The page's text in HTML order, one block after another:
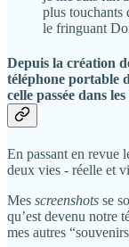
plus touchants
le fringuant
Depuis la création
téléphone portable
celle passée dans
En passant en revue
deux vies - réelle et
Mes screenshots se
qu’est devenu notre
mes autres